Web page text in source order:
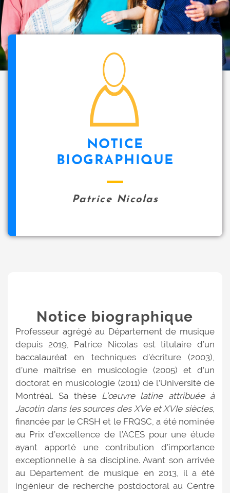
p
a
l
NOTICE
BIOGRAPHIQUE
Patrice Nicolas
Notice biographique
Professeur agrégé au Département de musique
depuis 2019, Patrice Nicolas est titulaire d’un
baccalauréat en techniques d’écriture (2003),
d’une maîtrise en musicologie (2005) et d’un
doctorat en musicologie (2011) de l’Université de
Montréal. Sa thèse L’œuvre latine attribuée à
Jacotin dans les sources des XVe et XVIe siècles,
financée par le CRSH et le FRQSC, a été nominée
au Prix d’excellence de l’ACES pour une étude
ayant apporté une contribution d’importance
exceptionnelle à sa discipline. Avant son arrivée
au Département de musique en 2013, il a été
ingénieur de recherche postdoctoral au Centre